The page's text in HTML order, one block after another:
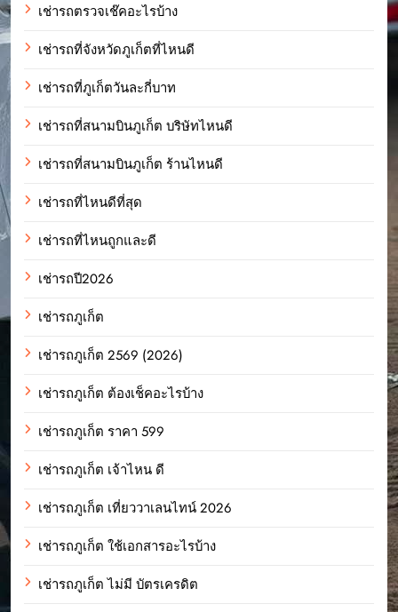
เช่ารถตรวจเช๊คอะไรบ้าง
เช่ารถที่จังหวัดภูเก็ตที่ไหนดี
เช่ารถที่ภูเก็ตวันละกี่บาท
เช่ารถที่สนามบินภูเก็ต บริษัทไหนดี
เช่ารถที่สนามบินภูเก็ต ร้านไหนดี
เช่ารถที่ไหนดีที่สุด
เช่ารถที่ไหนถูกและดี
เช่ารถปี2026
เช่ารถภูเก็ต
เช่ารถภูเก็ต 2569 (2026)
เช่ารถภูเก็ต ต้องเช็คอะไรบ้าง
เช่ารถภูเก็ต ราคา 599
เช่ารถภูเก็ต เจ้าไหน ดี
เช่ารถภูเก็ต เที่ยววาเลนไทน์ 2026
เช่ารถภูเก็ต ใช้เอกสารอะไรบ้าง
เช่ารถภูเก็ต ไม่มี บัตรเครดิต